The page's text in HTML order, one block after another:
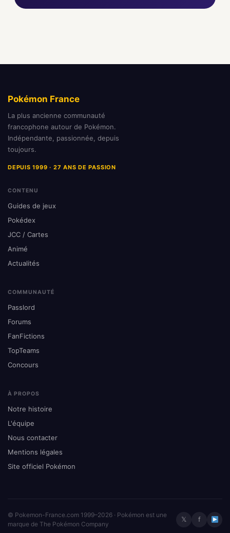
Pokémon France
La plus ancienne communauté
francophone autour de Pokémon.
Indépendante, passionnée, depuis
toujours.
DEPUIS 1999 · 27 ANS DE PASSION
CONTENU
Guides de jeux
Pokédex
JCC / Cartes
Animé
Actualités
COMMUNAUTÉ
Passlord
Forums
FanFictions
TopTeams
Concours
À PROPOS
Notre histoire
L'équipe
Nous contacter
Mentions légales
Site officiel Pokémon
© Pokemon-France.com 1999–2026 · Pokémon est une
marque de The Pokémon Company
𝕏 f